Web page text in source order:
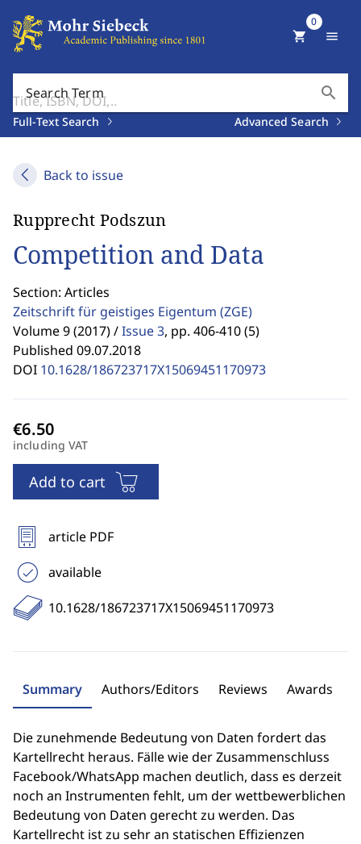
Search Term search
Full-Text Search Advanced Search
shopping_cart
0
menu
Back to issue
Rupprecht Podszun
Competition and Data
Section: Articles
Zeitschrift für geistiges Eigentum (ZGE)
Volume 9 (2017) /Issue 3, pp. 406-410 (5)
Published 09.07.2018
DOI 10.1628/186723717X15069451170973
including VAT
Add to cart
article PDF
available
10.1628/186723717X15069451170973
Summary Authors/Editors Reviews Awards
Die zunehmende Bedeutung von Daten fordert das
Kartellrecht heraus. Fälle wie der Zusammenschluss
Facebook/WhatsApp machen deutlich, dass es derzeit
noch an Instrumenten fehlt, um der wettbewerblichen
Bedeutung von Daten gerecht zu werden. Das
Kartellrecht ist zu sehr an statischen Effizienzen